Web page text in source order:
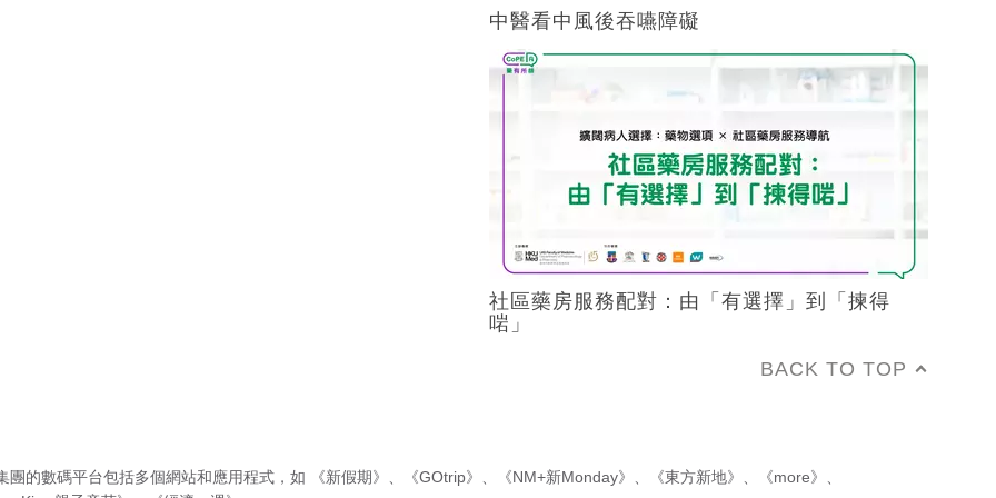
中醫看中風後吞嚥障礙
社區藥房服務配對：由「有選擇」到「揀得
啱」
BACK TO TOP
團的數碼平台包括多個網站和應用程式，如 《新假期》 、 《GOtrip》 、 《NM+新Monday》 、 《東方新地》 、 《more》 、